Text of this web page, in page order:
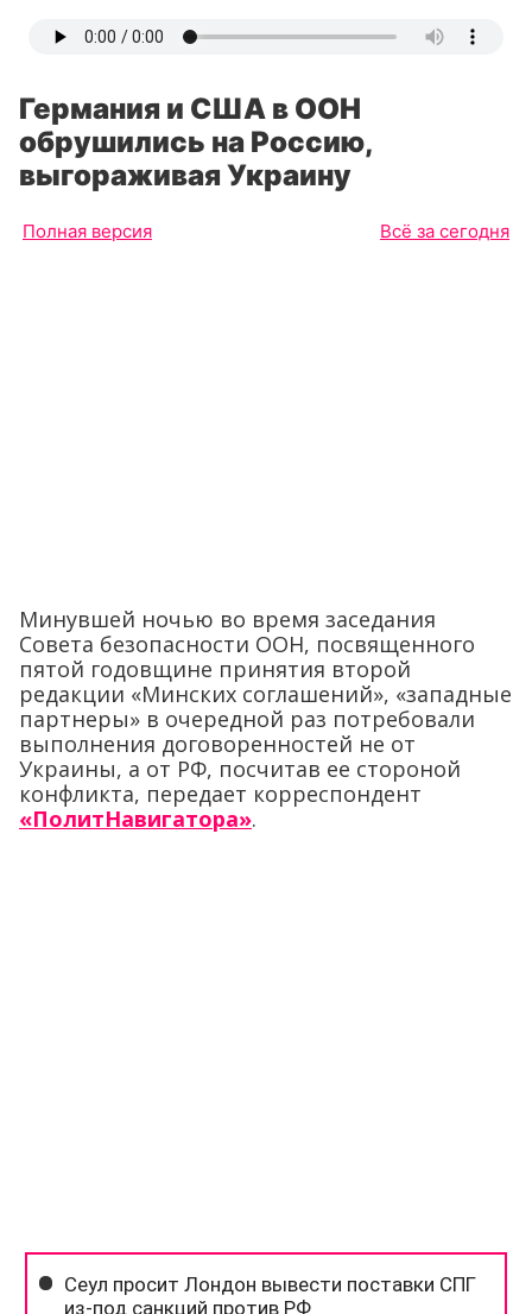
Германия и США в ООН
обрушились на Россию,
выгораживая Украину
Полная версия Всё за сегодня
Минувшей ночью во время заседания
Совета безопасности ООН, посвященного
пятой годовщине принятия второй
редакции «Минских соглашений», «западные
партнеры» в очередной раз потребовали
выполнения договоренностей не от
Украины, а от РФ, посчитав ее стороной
конфликта, передает корреспондент
«ПолитНавигатора».